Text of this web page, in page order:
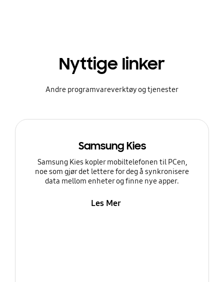
Nyttige linker
Andre programvareverktøy og tjenester
Samsung Kies
Samsung Kies kopler mobiltelefonen til PCen,
noe som gjør det lettere for deg å synkronisere
data mellom enheter og finne nye apper.
Les Mer